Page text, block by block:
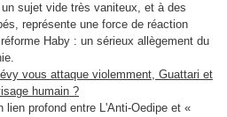
sujet vide très vaniteux, et à des
représente une force de réaction
Haby : un sérieux allègement du
vous attaque violemment, Guattari et
humain ?
lien profond entre L'Anti-Oedipe et «